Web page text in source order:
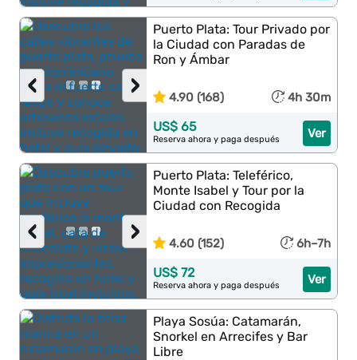
›
‹
Puerto Plata: Tour Privado por
la Ciudad con Paradas de
Ron y Ámbar
4.90 (168) 4h 30m
Ver
US$ 65
Reserva ahora y paga después
›
‹
Puerto Plata: Teleférico,
Monte Isabel y Tour por la
Ciudad con Recogida
4.60 (152) 6h–7h
Ver
US$ 72
Reserva ahora y paga después
Playa Sosúa: Catamarán,
Snorkel en Arrecifes y Bar
Libre